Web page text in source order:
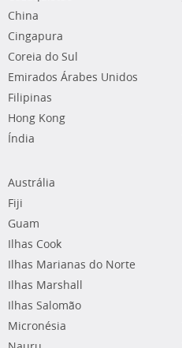
China
Cingapura
Coreia do Sul
Emirados Árabes Unidos
Filipinas
Hong Kong
Índia
Austrália
Fiji
Guam
Ilhas Cook
Ilhas Marianas do Norte
Ilhas Marshall
Ilhas Salomão
Micronésia